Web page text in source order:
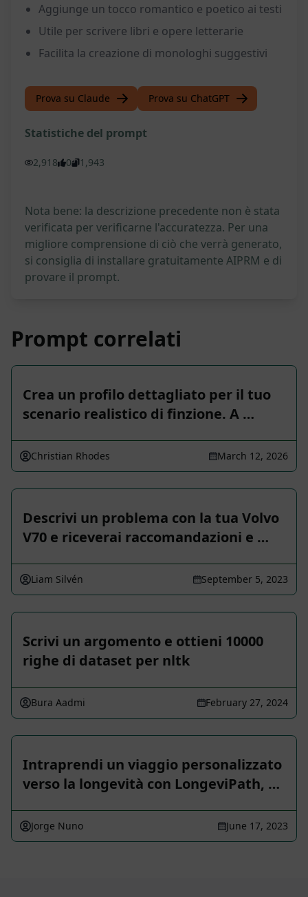
Aggiunge un tocco romantico e poetico ai testi
Utile per scrivere libri e opere letterarie
Facilita la creazione di monologhi suggestivi
Prova su Claude Prova su ChatGPT
Statistiche del prompt
2,918 0 1,943
Nota bene: la descrizione precedente non è stata
verificata per verificarne l'accuratezza. Per una
migliore comprensione di ciò che verrà generato,
si consiglia di installare gratuitamente AIPRM e di
provare il prompt.
Prompt correlati
Crea un profilo dettagliato per il tuo
scenario realistico di finzione. A …
Christian Rhodes March 12, 2026
Descrivi un problema con la tua Volvo
V70 e riceverai raccomandazioni e …
Liam Silvén September 5, 2023
Scrivi un argomento e ottieni 10000
righe di dataset per nltk
Bura Aadmi February 27, 2024
Intraprendi un viaggio personalizzato
verso la longevità con LongeviPath, …
Jorge Nuno June 17, 2023